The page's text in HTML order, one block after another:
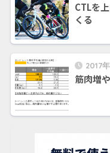
CTLを
くる
2017
筋肉増